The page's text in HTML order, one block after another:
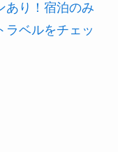
あり！宿泊のみ
ラベルをチェッ